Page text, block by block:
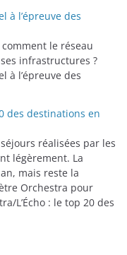
à l’épreuve des
le réseau
infrastructures ?
à l’épreuve des
des destinations en
réalisées par les
légèrement. La
mais reste la
Orchestra pour
L’Écho : le top 20 des